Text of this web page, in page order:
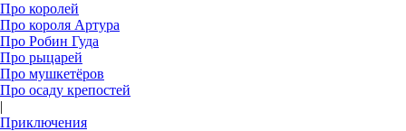
Про королей
Про короля Артура
Про Робин Гуда
Про рыцарей
Про мушкетёров
Про осаду крепостей
|
Приключения